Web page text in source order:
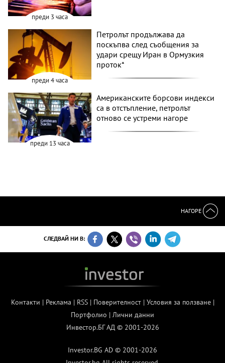
преди 3 часа
преди 4 часа
Петролът продължава да
поскъпва след съобщения за
удари срещу Иран в Ормузкия
проток*
преди 13 часа
Американските борсови индекси
са в отстъпление, петролът
отново се устреми нагоре
НАГОРЕ
СЛЕДВАЙ НИ В:
Контакти | Реклама | RSS| Поверителност| Условия за ползване|
Портфолио | Лични данни
Инвестор.БГ АД © 2001-2026
Investor.BG AD © 2001-2026